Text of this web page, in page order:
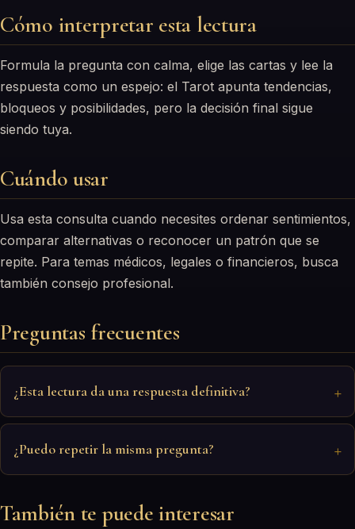
Cómo interpretar esta lectura
Formula la pregunta con calma, elige las cartas y lee la
respuesta como un espejo: el Tarot apunta tendencias,
bloqueos y posibilidades, pero la decisión final sigue
siendo tuya.
Cuándo usar
Usa esta consulta cuando necesites ordenar sentimientos,
comparar alternativas o reconocer un patrón que se
repite. Para temas médicos, legales o financieros, busca
también consejo profesional.
Preguntas frecuentes
¿Esta lectura da una respuesta definitiva?
¿Puedo repetir la misma pregunta?
También te puede interesar